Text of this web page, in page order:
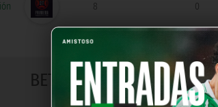
8 0
BETIS DEPORTIVO